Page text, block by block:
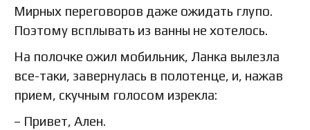
Мирных переговоров даже ожидать глупо.
Поэтому всплывать из ванны не хотелось.
На полочке ожил мобильник, Ланка вылезла
все-таки, завернулась в полотенце, и, нажав
прием, скучным голосом изрекла:
– Привет, Ален.